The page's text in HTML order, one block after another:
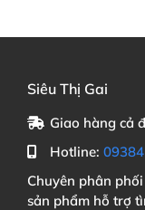
Siêu Thị Gai
Giao hàng cả
Hotline:
Chuyên phân
sản phẩm hỗ trợ